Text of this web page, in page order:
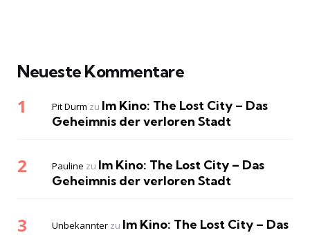
Neueste Kommentare
Pit Durm zu Im Kino: The Lost City – Das
Geheimnis der verloren Stadt
Pauline zu Im Kino: The Lost City – Das
Geheimnis der verloren Stadt
Unbekannter zu Im Kino: The Lost City – Das